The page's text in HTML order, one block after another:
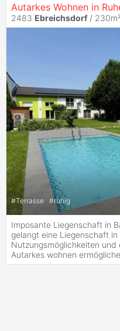
Autarkes Wohnen in
2483 Ebreichsdorf /
#Terrasse #ruhig
Imposante Liegenschaft in
gelangt eine Liegenschaft
Nutzungsmöglichkeiten und
Autarkes wohnen